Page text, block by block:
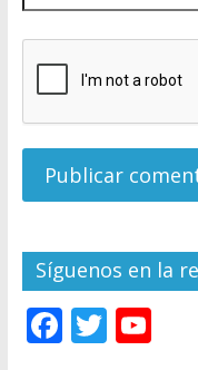
Síguenos en la
F T Y